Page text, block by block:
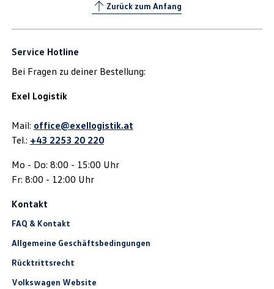
Zurück zum Anfang
Service Hotline
Bei Fragen zu deiner Bestellung:
Exel Logistik
Mail: office@exellogistik.at
Tel.: +43 2253 20 220
Mo - Do: 8:00 - 15:00 Uhr
Fr: 8:00 - 12:00 Uhr
Kontakt
FAQ & Kontakt
Allgemeine Geschäftsbedingungen
Rücktrittsrecht
Volkswagen Website